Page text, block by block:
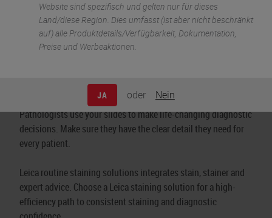
Website sind spezifisch und gelten nur für dieses
Land/diese Region. Dies umfasst (ist aber nicht beschränkt
auf) alle Produktdetails/Verfügbarkeit, Dokumentation,
Preise und Werbeaktionen.
JA oder Nein
• Staining Solutions
Pathologists use your slides to make life-changing diagnostic
decisions. Make sure they have the clear detail they need for
every patient.
Leica routine staining solutions integrates stain, stainer and
expert advice. Choose a Leica staining solution for a high-
efficiency path to consistent staining and diagnostic